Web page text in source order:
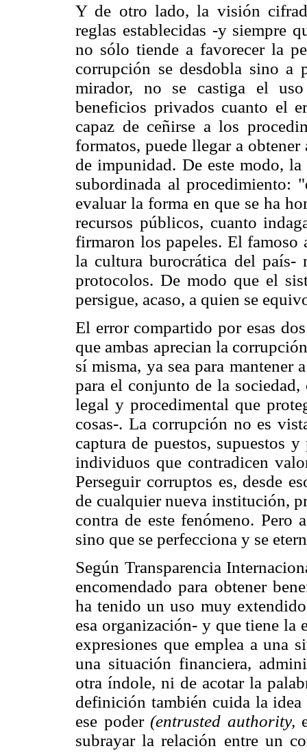
Y de otro lado, la visión
reglas establecidas -y siempre
no sólo tiende a favorecer la
corrupción se desdobla sino a
mirador, no se castiga el
beneficios privados cuanto el
capaz de ceñirse a los
formatos, puede llegar a
de impunidad. De este modo,
subordinada al procedimiento:
evaluar la forma en que se ha
recursos públicos, cuanto
firmaron los papeles. El famoso
la cultura burocrática del
protocolos. De modo que el
persigue, acaso, a quien se
El error compartido por esas
que ambas aprecian la
sí misma, ya sea para mantener
para el conjunto de la
legal y procedimental que
cosas-. La corrupción no es
captura de puestos, supuestos
individuos que contradicen
Perseguir corruptos es, desde
de cualquier nueva institución,
contra de este fenómeno. Pero
sino que se perfecciona y se
Según Transparencia
encomendado para obtener
ha tenido un uso muy
esa organización- y que tiene la
expresiones que emplea a una
una situación financiera,
otra índole, ni de acotar la
definición también cuida la idea
ese poder (entrusted authority,
subrayar la relación entre un